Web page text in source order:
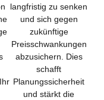
langfristig zu senken
und sich gegen
zukünftige
Preisschwankungen
abzusichern. Dies
schafft
Planungssicherheit
und stärkt die